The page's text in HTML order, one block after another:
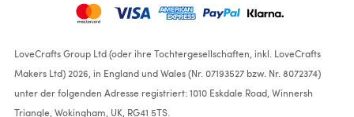
LoveCrafts Group Ltd (oder ihre Tochtergesellschaften, inkl. LoveCrafts
Makers Ltd) 2026, in England und Wales (Nr. 07193527 bzw. Nr. 8072374)
unter der folgenden Adresse registriert: 1010 Eskdale Road, Winnersh
Triangle, Wokingham, UK, RG41 5TS.